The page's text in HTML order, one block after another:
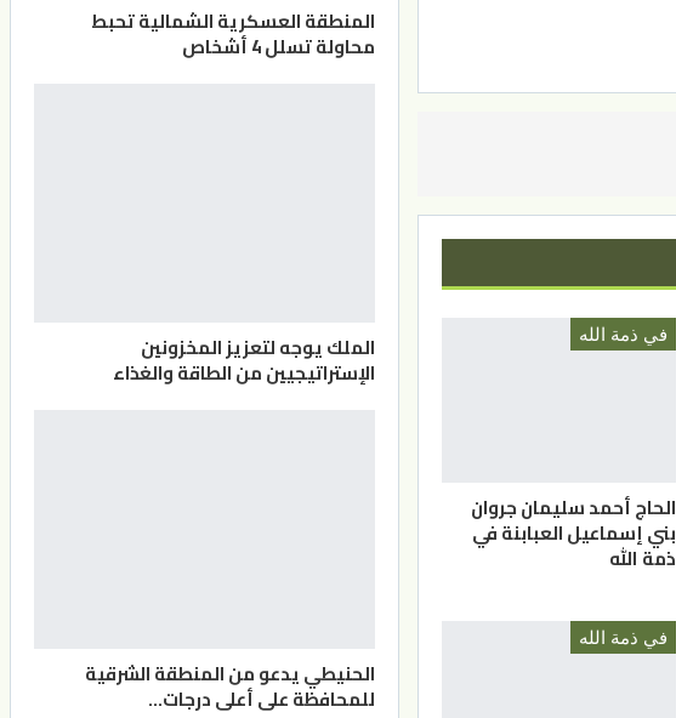
في ذمة الله
الحاج أحمد سليمان جروان
بني إسماعيل العبابنة في
ذمة الله
في ذمة الله
المنطقة العسكرية الشمالية تحبط
محاولة تسلل 4 أشخاص
الملك يوجه لتعزيز المخزونين
الإستراتيجيين من الطاقة والغذاء
الحنيطي يدعو من المنطقة الشرقية
للمحافظة على أعلى درجات…